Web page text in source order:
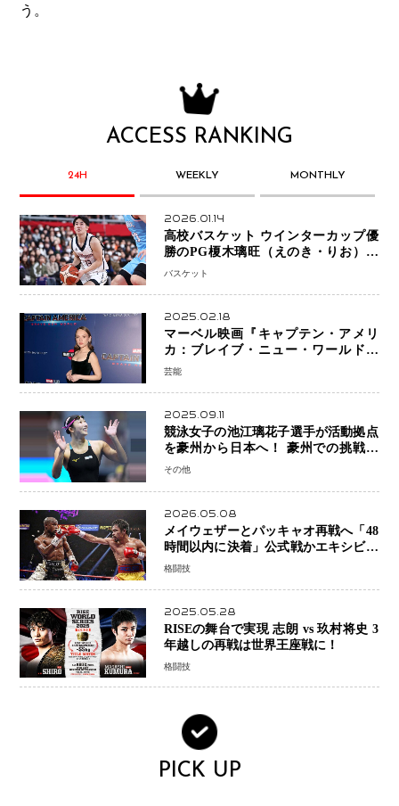
う。
ACCESS RANKING
24H WEEKLY MONTHLY
2026.01.14
高校バスケット ウインターカップ優
勝のPG榎木璃旺（えのき・りお）が
プロの現場へ―。
バスケット
2025.02.18
マーベル映画『キャプテン・アメリ
カ：ブレイブ・ニュー・ワールド』
新ブラック・ウィドウ役のシラ・ハー
芸能
2025.09.11
競泳女子の池江璃花子選手が活動拠点
を豪州から日本へ！ 豪州での挑戦を
糧に、28年ロサンゼルス五輪へ再始動
その他
2026.05.08
メイウェザーとパッキャオ再戦へ「48
時間以内に決着」公式戦かエキシビシ
ョンか混迷続く
格闘技
2025.05.28
RISEの舞台で実現 志朗 vs 玖村将史 3
年越しの再戦は世界王座戦に！
格闘技
PICK UP